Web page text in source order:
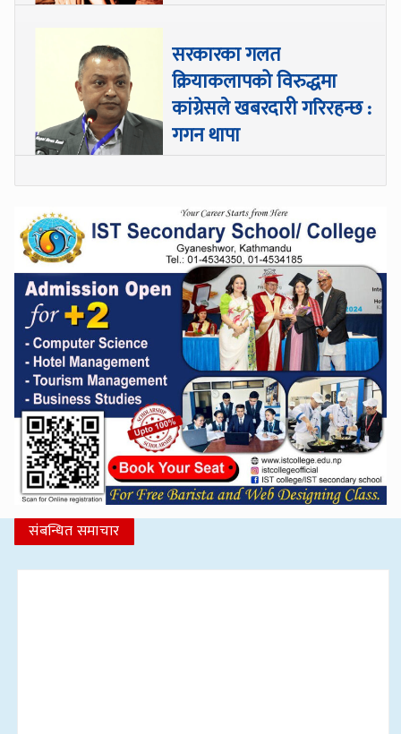
सरकारका गलत
क्रियाकलापको विरुद्धमा
कांग्रेसले खबरदारी गरिरहन्छ :
गगन थापा
संबन्धित समाचार